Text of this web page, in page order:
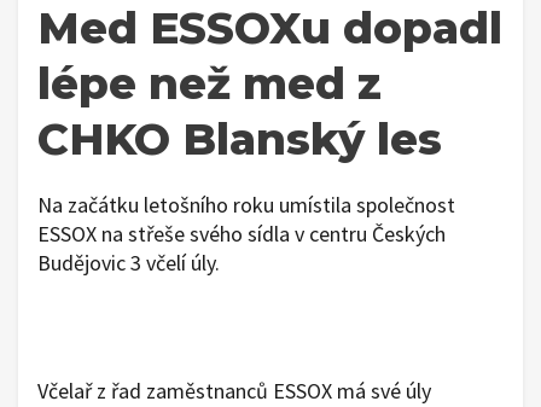
Med ESSOXu dopadl
lépe než med z
CHKO Blanský les
Na začátku letošního roku umístila společnost
ESSOX na střeše svého sídla v centru Českých
Budějovic 3 včelí úly.
Včelař z řad zaměstnanců ESSOX má své úly